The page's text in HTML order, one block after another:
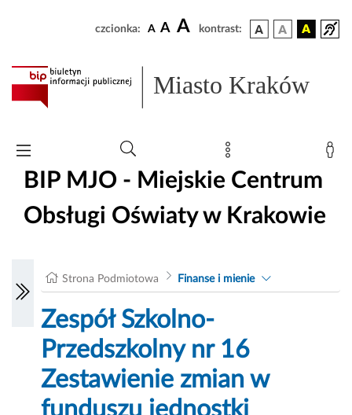
czcionka: A A A kontrast:
Miasto Kraków
BIP MJO - Miejskie Centrum
Obsługi Oświaty w Krakowie
Strona Podmiotowa Finanse i mienie
Zespół Szkolno-
Przedszkolny nr 16
Zestawienie zmian w
funduszu jednostki